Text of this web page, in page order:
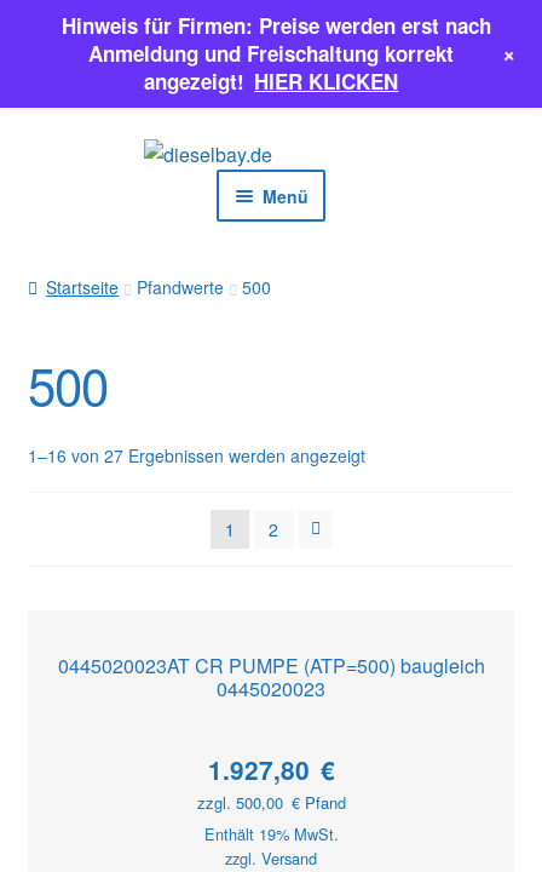
Menü
ERSATZTEILE & MEHR
SALE
Startseite Pfandwerte 500
500
1–16 von 27 Ergebnissen werden angezeigt
1 2
0445020023AT CR PUMPE (ATP=500) baugleich
0445020023
1.927,80 €
zzgl. 500,00 €Pfand
Enthält 19% MwSt.
zzgl. Versand
Hinweis für Firmen: Preise werden erst nach
Anmeldung und Freischaltung korrekt
angezeigt! HIER KLICKEN
+